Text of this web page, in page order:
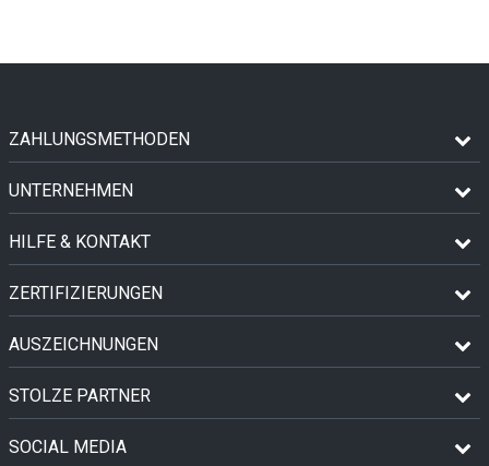
ZAHLUNGSMETHODEN
UNTERNEHMEN
HILFE & KONTAKT
ZERTIFIZIERUNGEN
AUSZEICHNUNGEN
STOLZE PARTNER
SOCIAL MEDIA